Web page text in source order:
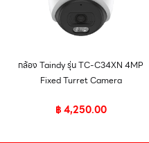
กล้อง Taindy รุ่น TC-C34XN 4MP
Fixed Turret Camera
฿4,250.00